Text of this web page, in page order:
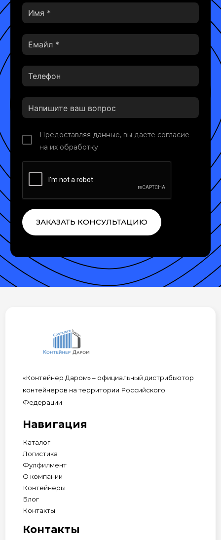
Предоставляя данные, вы даете согласие
на их обработку
ЗАКАЗАТЬ КОНСУЛЬТАЦИЮ
«Контейнер Даром» – официальный дистрибьютор
контейнеров на территории Российского
Федерации
Навигация
Каталог
Логистика
Фулфилмент
О компании
Контейнеры
Блог
Контакты
Контакты